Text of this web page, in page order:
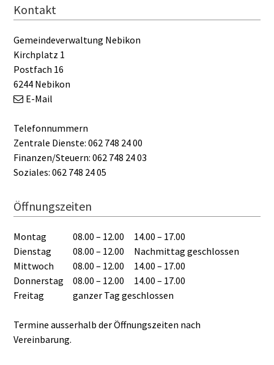
FOOTER
Kontakt
Gemeindeverwaltung Nebikon
Kirchplatz 1
Postfach 16
6244 Nebikon
E-Mail
Telefonnummern
Zentrale Dienste: 062 748 24 00
Finanzen/Steuern: 062 748 24 03
Soziales: 062 748 24 05
Öffnungszeiten
Montag 08.00 – 12.00
14.00 – 17.00
Dienstag
08.00 – 12.00
Nachmittag geschlossen
Mittwoch
08.00 – 12.00
14.00 – 17.00
Donnerstag
08.00 – 12.00
14.00 – 17.00
Freitag
ganzer Tag geschlossen
Termine ausserhalb der Öffnungszeiten nach
Vereinbarung.